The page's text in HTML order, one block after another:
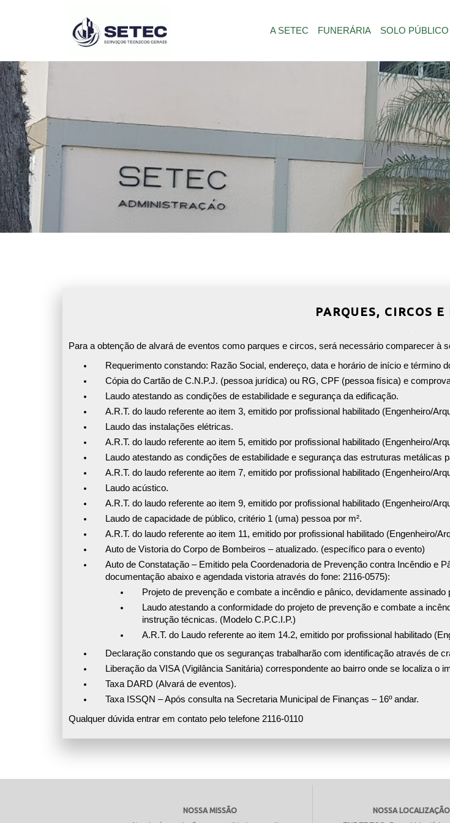
A SETEC FUNERÁRIA SOLO PÚBLICO
PARQUES, CIRCOS E
Para a obtenção de alvará de eventos como parques e circos, será necessário comparecer à
Requerimento constando: Razão Social, endereço, data e horário de início e término
Cópia do Cartão de C.N.P.J. (pessoa jurídica) ou RG, CPF (pessoa física) e
Laudo atestando as condições de estabilidade e segurança da edificação.
A.R.T. do laudo referente ao item 3, emitido por profissional habilitado (Engenheiro/
Laudo das instalações elétricas.
A.R.T. do laudo referente ao item 5, emitido por profissional habilitado (Engenheiro/
Laudo atestando as condições de estabilidade e segurança das estruturas metálicas
A.R.T. do laudo referente ao item 7, emitido por profissional habilitado (Engenheiro/
Laudo acústico.
A.R.T. do laudo referente ao item 9, emitido por profissional habilitado (Engenheiro/
Laudo de capacidade de público, critério 1 (uma) pessoa por m².
A.R.T. do laudo referente ao item 11, emitido por profissional habilitado (Engenheiro/
Auto de Vistoria do Corpo de Bombeiros – atualizado. (específico para o evento)
Auto de Constatação – Emitido pela Coordenadoria de Prevenção contra Incêndio e
documentação abaixo e agendada vistoria através do fone: 2116-0575):
Projeto de prevenção e combate a incêndio e pânico, devidamente
Laudo atestando a conformidade do projeto de prevenção e combate a
instrução técnicas. (Modelo C.P.C.I.P.)
A.R.T. do Laudo referente ao item 14.2, emitido por profissional habilitado
Declaração constando que os seguranças trabalharão com identificação através de
Liberação da VISA (Vigilância Sanitária) correspondente ao bairro onde se localiza o
Taxa DARD (Alvará de eventos).
Taxa ISSQN – Após consulta na Secretaria Municipal de Finanças – 16º andar.
Qualquer dúvida entrar em contato pelo telefone 2116-0110
NOSSA MISSÃO NOSSA LOCALIZAÇÃO